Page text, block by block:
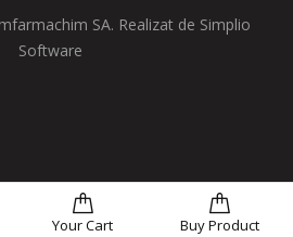
YourCart Buy Product
BUY NOW
SA. Realizat de Simplio
Software